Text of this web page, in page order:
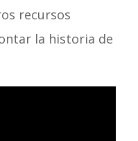
recursos
la historia de